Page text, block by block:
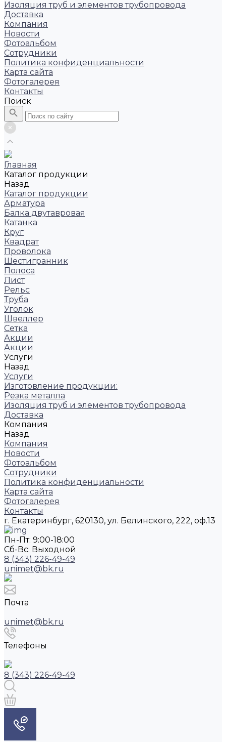
Изоляция труб и элементов трубопровода
Доставка
Компания
Новости
Фотоальбом
Сотрудники
Политика конфиденциальности
Карта сайта
Фотогалерея
Контакты
Поиск
Главная
Каталог продукции
Назад
Каталог продукции
Арматура
Балка двутавровая
Катанка
Круг
Квадрат
Проволока
Шестигранник
Полоса
Лист
Рельс
Труба
Уголок
Швеллер
Сетка
Акции
Акции
Услуги
Назад
Услуги
Изготовление продукции:
Резка металла
Изоляция труб и элементов трубопровода
Доставка
Компания
Назад
Компания
Новости
Фотоальбом
Сотрудники
Политика конфиденциальности
Карта сайта
Фотогалерея
Контакты
г. Екатеринбург, 620130, ул. Белинского, 222, оф.13
Пн-Пт: 9:00-18:00
Cб-Вс: Выходной
8 (343) 226-49-49
unimet@bk.ru
Почта
unimet@bk.ru
Телефоны
8 (343) 226-49-49